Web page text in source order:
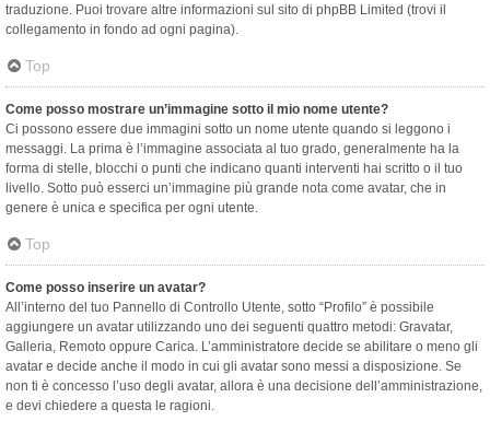
traduzione. Puoi trovare altre informazioni sul sito di phpBB Limited (trovi il
collegamento in fondo ad ogni pagina).
Top
Come posso mostrare un’immagine sotto il mio nome utente?
Ci possono essere due immagini sotto un nome utente quando si leggono i
messaggi. La prima è l’immagine associata al tuo grado, generalmente ha la
forma di stelle, blocchi o punti che indicano quanti interventi hai scritto o il tuo
livello. Sotto può esserci un’immagine più grande nota come avatar, che in
genere è unica e specifica per ogni utente.
Top
Come posso inserire un avatar?
All’interno del tuo Pannello di Controllo Utente, sotto “Profilo” è possibile
aggiungere un avatar utilizzando uno dei seguenti quattro metodi: Gravatar,
Galleria, Remoto oppure Carica. L’amministratore decide se abilitare o meno gli
avatar e decide anche il modo in cui gli avatar sono messi a disposizione. Se
non ti è concesso l’uso degli avatar, allora è una decisione dell’amministrazione,
e devi chiedere a questa le ragioni.